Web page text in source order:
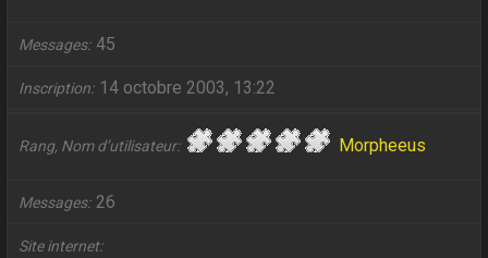
Messages 45
Inscription 14 octobre 2003, 13:22
Rang, Nom d’utilisateur Morpheeus
Messages 26
Site internet